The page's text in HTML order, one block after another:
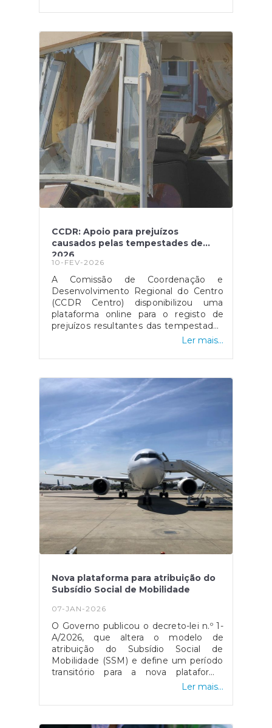
durante os próximos três meses,
da guerra no Médio Oriente.
CCDR: Apoio para prejuízos
causados pelas tempestades de
2026
10-FEV-2026
A Comissão de Coordenação e
Desenvolvimento Regional do Centro
(CCDR Centro) disponibilizou uma
plataforma online para o registo de
prejuízos resultantes das tempestades
de 2026 que afetaram vários concelhos
cidadãos, empresas, agricultores e
danos em habitações, atividades
económicas, explorações agrícolas e
infraestruturas públicas, com vista ao
acesso a apoios técnicos e
financeiros.O registo dos prejuízos é
um passo essencial para a avaliação
dos danos e para a ativação dos
mecanismos de apoio público. A
plataforma pode ser consultada no site
oficial da CCDR Centro.Esta
candidatura está disponível no site da
CCDR, através do deste
link.Fonte: CCDR
Ler mais...
Nova plataforma para atribuição do
Subsídio Social de Mobilidade
07-JAN-2026
O Governo publicou o decreto-lei n.º 1-
A/2026, que altera o modelo de
atribuição do Subsídio Social de
Mobilidade (SSM) e define um período
transitório para a nova plataforma
eletrónica, a qual ficará disponível a
se às viagens entre as regiões
Ler mais...